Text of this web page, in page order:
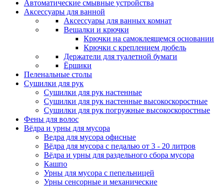
Автоматические смывные устройства
Аксессуары для ванной
Аксессуары для ванных комнат
Вешалки и крючки
Крючки на самоклеящемся основании
Крючки с креплением дюбель
Держатели для туалетной бумаги
Ёршики
Пеленальные столы
Сушилки для рук
Сушилки для рук настенные
Сушилки для рук настенные высокоскоростные
Сушилки для рук погружные высокоскоростные
Фены для волос
Вёдра и урны для мусора
Ведра для мусора офисные
Вёдра для мусора с педалью от 3 - 20 литров
Вёдра и урны для раздельного сбора мусора
Кашпо
Урны для мусора с пепельницей
Урны сенсорные и механические